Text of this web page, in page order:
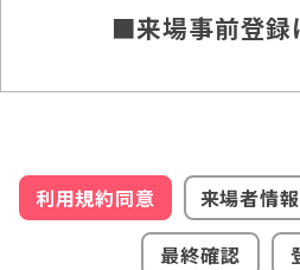
■来場事前登
利用規約同意 来場者情
最終確認